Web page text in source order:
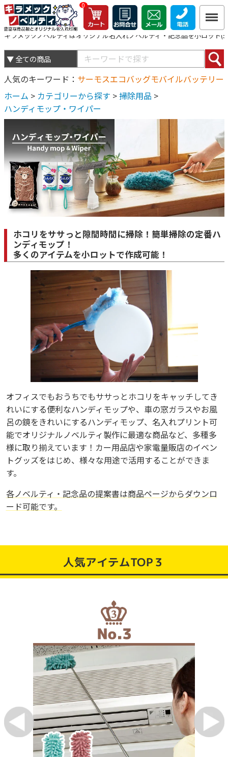
0
キラメックノベルティはオリジナル名入れノベルティ・記念品を小ロット
人気のキーワード サーモスエコバッグモバイルバッテリー
ホーム > カテゴリーから探す >掃除用品 >
ハンディモップ・ワイパー
ホコリをササっと隙間時間に掃除！簡単掃除の定番ハ
ンディモップ！
多くのアイテムを小ロットで作成可能！
オフィスでもおうちでもササっとホコリをキャッチしてき
れいにする便利なハンディモップや、車の窓ガラスやお風
呂の鏡をきれいにするハンディモップ、名入れプリント可
能でオリジナルノベルティ製作に最適な商品など、多種多
様に取り揃えています！カー用品店や家電量販店のイベン
トグッズをはじめ、様々な用途で活用することができま
す。
各ノベルティ・記念品の提案書は商品ページからダウンロ
ード可能です。
人気アイテムTOP３